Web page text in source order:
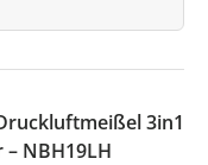
3in1
NBH19LH